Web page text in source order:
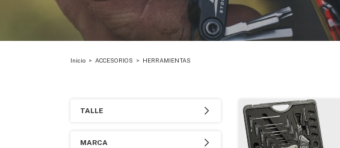
Inicio > ACCESORIOS > HERRAMIENTAS
TALLE
MARCA